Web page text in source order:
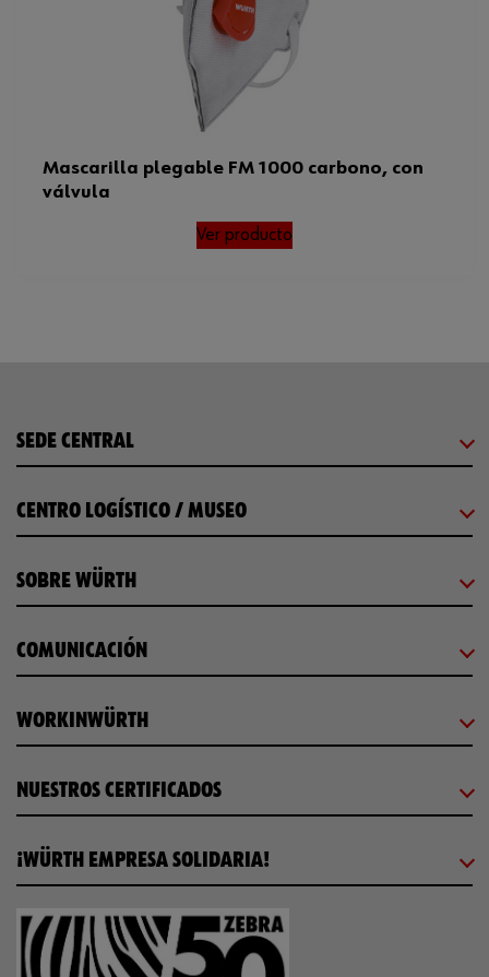
Mascarilla plegable FM 1000 carbono, con
válvula
Ver producto
SEDE CENTRAL
CENTRO LOGÍSTICO / MUSEO
SOBRE WÜRTH
COMUNICACIÓN
WORKINWÜRTH
NUESTROS CERTIFICADOS
¡WÜRTH EMPRESA SOLIDARIA!